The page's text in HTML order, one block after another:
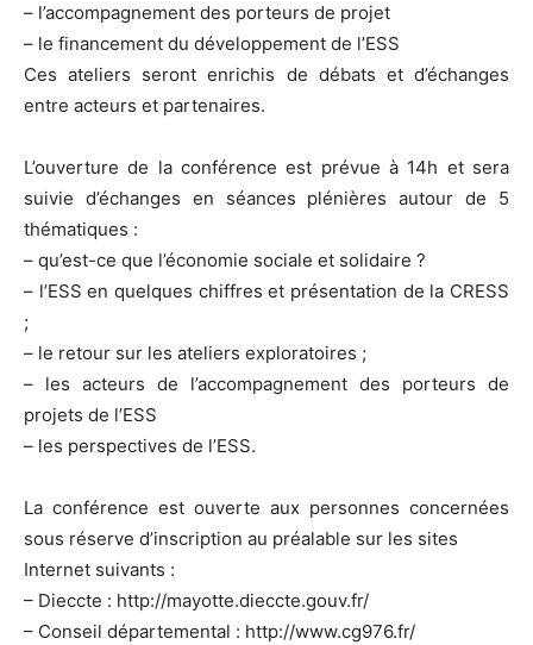
– l’accompagnement des porteurs de projet
– le financement du développement de l’ESS
Ces ateliers seront enrichis de débats et d’échanges
entre acteurs et partenaires.
L’ouverture de la conférence est prévue à 14h et sera
suivie d’échanges en séances plénières autour de 5
thématiques :
– qu’est-ce que l’économie sociale et solidaire ?
– l’ESS en quelques chiffres et présentation de la CRESS
;
– le retour sur les ateliers exploratoires ;
– les acteurs de l’accompagnement des porteurs de
projets de l’ESS
– les perspectives de l’ESS.
La conférence est ouverte aux personnes concernées
sous réserve d’inscription au préalable sur les sites
Internet suivants :
– Dieccte : http://mayotte.dieccte.gouv.fr/
– Conseil départemental : http://www.cg976.fr/